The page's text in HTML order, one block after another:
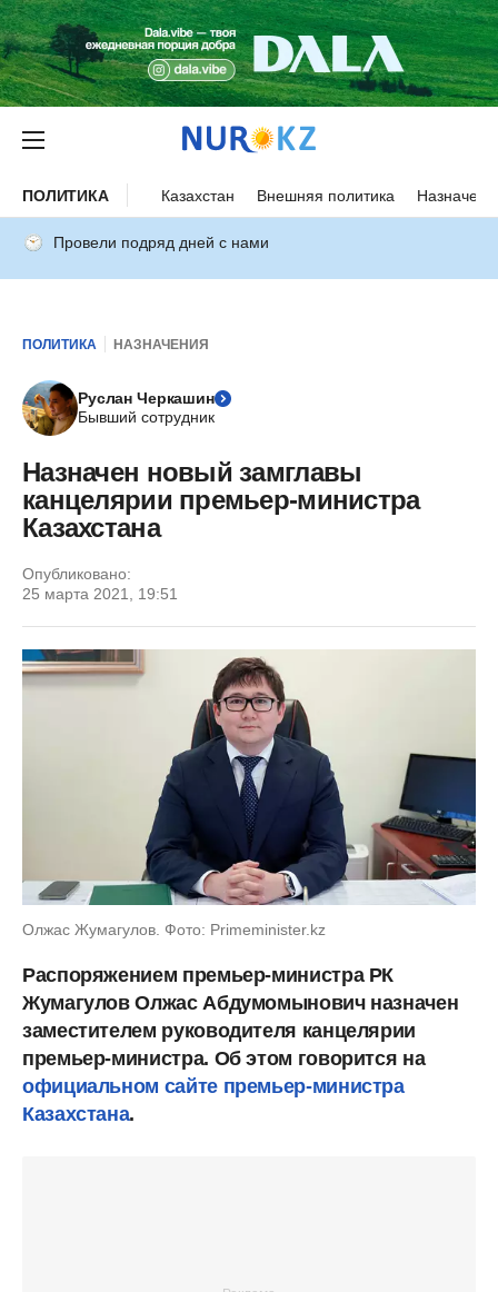
ПОЛИТИКА Казахстан Внешняя политика
Провели подряд дней с нами
ПОЛИТИКА НАЗНАЧЕНИЯ
Руслан Черкашин
Бывший сотрудник
Назначен новый замглавы
канцелярии премьер-министра
Казахстана
Опубликовано:
25 марта 2021, 19:51
Олжас Жумагулов. Фото: Primeminister.kz
Распоряжением премьер-министра РК
Жумагулов Олжас Абдумомынович назначен
заместителем руководителя канцелярии
премьер-министра. Об этом говорится на
официальном сайте премьер-министра
Казахстана.